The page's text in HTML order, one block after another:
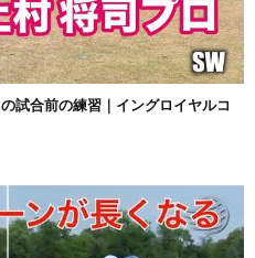
試合前の練習｜イングロイヤルコ